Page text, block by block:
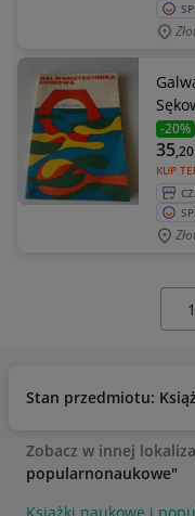
-20%
KUP
35,20
Stan przedmiotu:
Zobacz w innej
popularnonaukowe"